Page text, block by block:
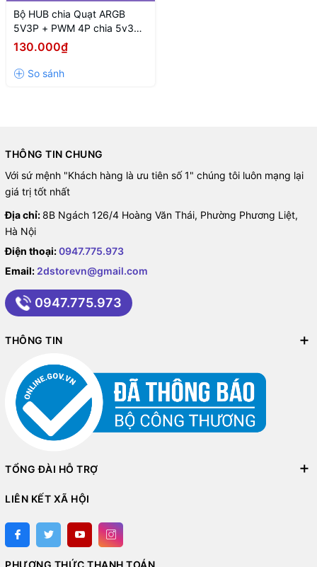
Bộ HUB chia Quạt ARGB
5V3P + PWM 4P chia 5v3
COOLMOON AM10 WHITE
(MÀU TRẮNG)
130.000₫
THÔNG TIN CHUNG
Với sứ mệnh "Khách hàng là ưu tiên số 1" chúng tôi luôn mạng lại
giá trị tốt nhất
Địa chỉ: 8B Ngách 126/4 Hoàng Văn Thái, Phường Phương Liệt,
Hà Nội
Điện thoại:0947.775.973
Email: 2dstorevn@gmail.com
0947.775.973
THÔNG TIN
TỔNG ĐÀI HỖ TRỢ
LIÊN KẾT XÃ HỘI
PHƯƠNG THỨC THANH TOÁN